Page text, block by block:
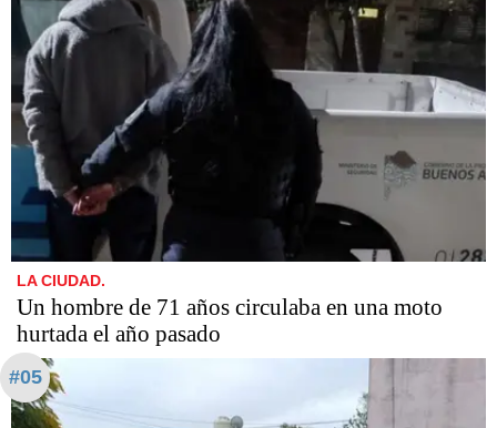
LA CIUDAD.
Un hombre de 71 años circulaba en una moto
hurtada el año pasado
#05